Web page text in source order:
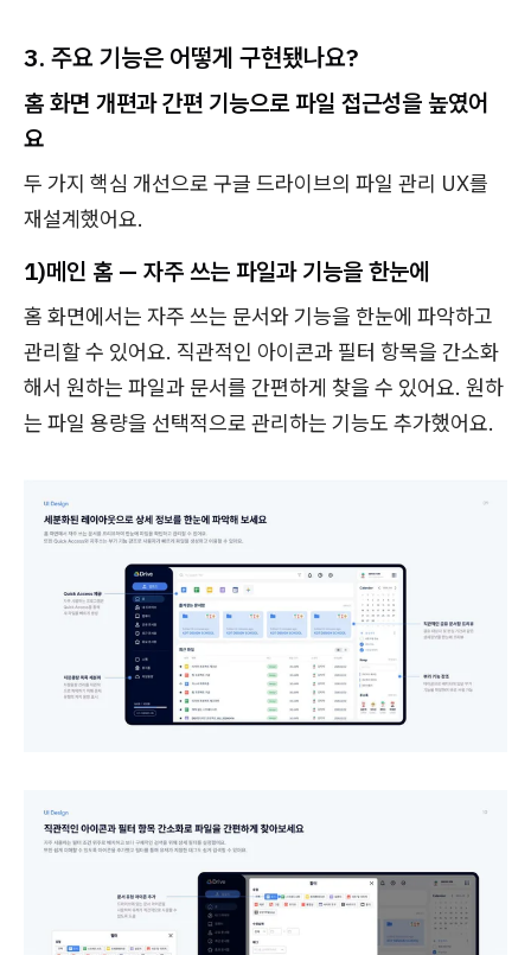
3. 주요 기능은 어떻게 구현됐나요?
홈 화면 개편과 간편 기능으로 파일 접근성을 높였어
요
두 가지 핵심 개선으로 구글 드라이브의 파일 관리 UX를
재설계했어요.
1)메인 홈 — 자주 쓰는 파일과 기능을 한눈에
홈 화면에서는 자주 쓰는 문서와 기능을 한눈에 파악하고
관리할 수 있어요. 직관적인 아이콘과 필터 항목을 간소화
해서 원하는 파일과 문서를 간편하게 찾을 수 있어요. 원하
는 파일 용량을 선택적으로 관리하는 기능도 추가했어요.